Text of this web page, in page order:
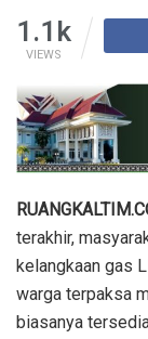
1.1k
VIEWS
terakhir,
kelangkaan gas
warga terpaksa
biasanya